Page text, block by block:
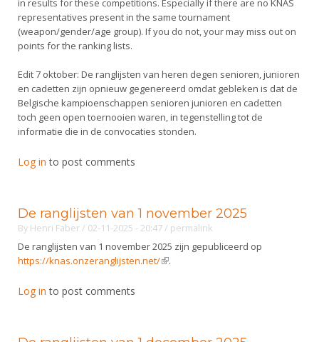
in results for these competitions. Especially if there are no KNAS
representatives present in the same tournament
(weapon/gender/age group). If you do not, your may miss out on
points for the ranking lists.
Edit 7 oktober: De ranglijsten van heren degen senioren, junioren
en cadetten zijn opnieuw gegenereerd omdat gebleken is dat de
Belgische kampioenschappen senioren junioren en cadetten
toch geen open toernooien waren, in tegenstelling tot de
informatie die in de convocaties stonden.
Log in to post comments
De ranglijsten van 1 november 2025
By Henri Faber/ 02-11-2025 - 20:47/ permalink
De ranglijsten van 1 november 2025 zijn gepubliceerd op
https://knas.onzeranglijsten.net/(link is external)
.
Log in to post comments